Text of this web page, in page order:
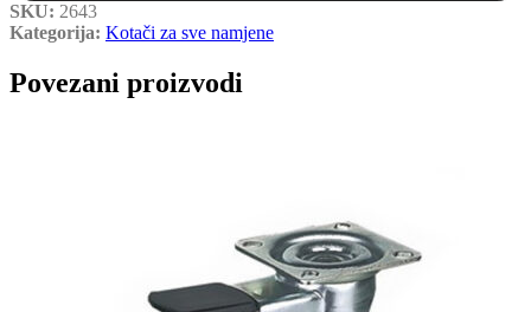
SKU: 2643
Kategorija: Kotači za sve namjene
Povezani proizvodi